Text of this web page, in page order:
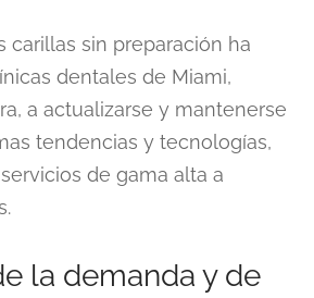
carillas sin preparación ha
dentales de Miami,
a actualizarse y mantenerse
tendencias y tecnologías,
de gama alta a
la demanda y de